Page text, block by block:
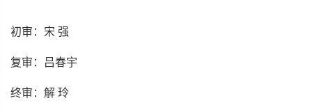
初审：宋 强
复审：吕春宇
终审：解 玲